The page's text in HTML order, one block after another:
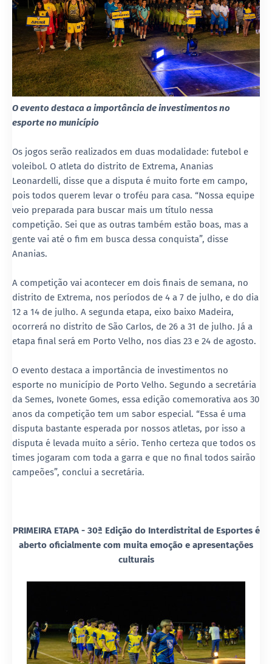
O evento destaca a importância de investimentos no
esporte no município
Os jogos serão realizados em duas modalidade: futebol e
voleibol. O atleta do distrito de Extrema, Ananias
Leonardelli, disse que a disputa é muito forte em campo,
pois todos querem levar o troféu para casa. “Nossa equipe
veio preparada para buscar mais um título nessa
competição. Sei que as outras também estão boas, mas a
gente vai até o fim em busca dessa conquista”, disse
Ananias.
A competição vai acontecer em dois finais de semana, no
distrito de Extrema, nos períodos de 4 a 7 de julho, e do dia
12 a 14 de julho. A segunda etapa, eixo baixo Madeira,
ocorrerá no distrito de São Carlos, de 26 a 31 de julho. Já a
etapa final será em Porto Velho, nos dias 23 e 24 de agosto.
O evento destaca a importância de investimentos no
esporte no município de Porto Velho. Segundo a secretária
da Semes, Ivonete Gomes, essa edição comemorativa aos 30
anos da competição tem um sabor especial. “Essa é uma
disputa bastante esperada por nossos atletas, por isso a
disputa é levada muito a sério. Tenho certeza que todos os
times jogaram com toda a garra e que no final todos sairão
campeões”, conclui a secretária.
PRIMEIRA ETAPA - 30ª Edição do Interdistrital de Esportes é
aberto oficialmente com muita emoção e apresentações
culturais